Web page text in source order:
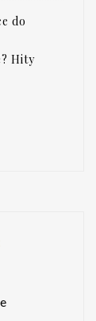
do
Hity